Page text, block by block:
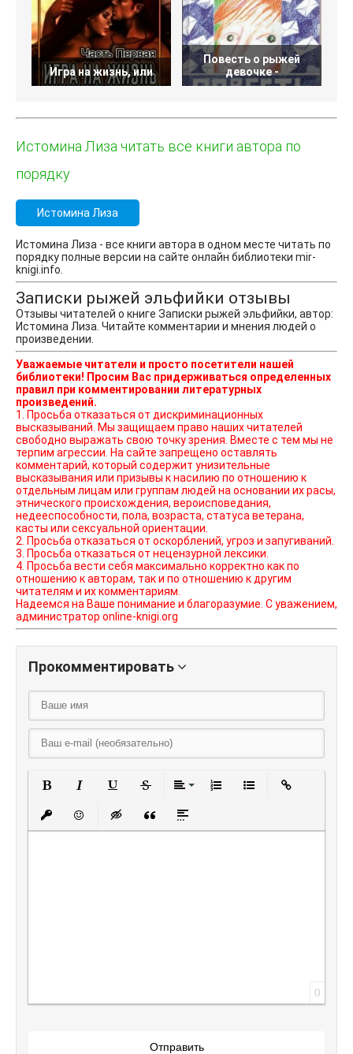
Игра на жизнь, или
Повесть о рыжей
девочке -
Истомина Лиза читать все книги автора по
порядку
Истомина Лиза
Истомина Лиза - все книги автора в одном месте читать по
порядку полные версии на сайте онлайн библиотеки mir-
knigi.info.
Записки рыжей эльфийки отзывы
Отзывы читателей о книге Записки рыжей эльфийки, автор:
Истомина Лиза. Читайте комментарии и мнения людей о
произведении.
Уважаемые читатели и просто посетители нашей
библиотеки! Просим Вас придерживаться определенных
правил при комментировании литературных
произведений.
1. Просьба отказаться от дискриминационных
высказываний. Мы защищаем право наших читателей
свободно выражать свою точку зрения. Вместе с тем мы не
терпим агрессии. На сайте запрещено оставлять
комментарий, который содержит унизительные
высказывания или призывы к насилию по отношению к
отдельным лицам или группам людей на основании их расы,
этнического происхождения, вероисповедания,
недееспособности, пола, возраста, статуса ветерана,
касты или сексуальной ориентации.
2. Просьба отказаться от оскорблений, угроз и запугиваний.
3. Просьба отказаться от нецензурной лексики.
4. Просьба вести себя максимально корректно как по
отношению к авторам, так и по отношению к другим
читателям и их комментариям.
Надеемся на Ваше понимание и благоразумие. С уважением,
администратор online-knigi.org
Прокомментировать
Вставить защищенную ссылку
Вставить смайлик
Вставка скрытого текста
Вставка цитаты
Вставка спойлера
0
Отправить